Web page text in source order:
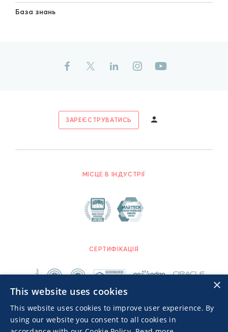
База знань
ЗАРЕЄСТРУВАТИСЬ
МІСЦЕ В ІНДУСТРІЇ
СЕРТИФІКАЦІЯ
×
This website uses cookies
This website uses cookies to improve user experience. By
using our website you consent to all cookies in